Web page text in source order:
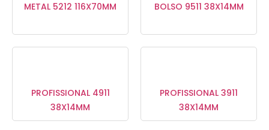
METAL 5212 116X70MM BOLSO 9511 38X14MM
PROFISSIONAL 4911
38X14MM
PROFISSIONAL 3911
38X14MM